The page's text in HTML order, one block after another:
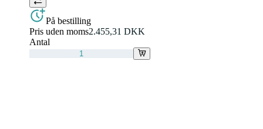
På bestilling
Pris uden moms2.455,31 DKK
Antal